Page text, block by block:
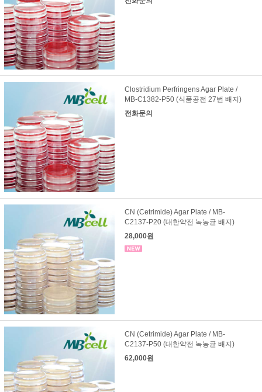
Clostridium Perfringens Agar Plate /
MB-C1382-P50 (식품공전 27번 배지)
전화문의
CN (Cetrimide) Agar Plate / MB-
C2137-P20 (대한약전 녹농균 배지)
28,000원
CN (Cetrimide) Agar Plate / MB-
C2137-P50 (대한약전 녹농균 배지)
62,000원